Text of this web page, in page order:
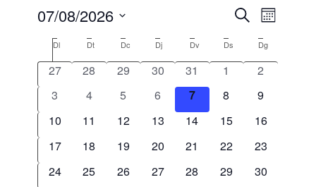
visual
i
cerca
Cerca
de
Mes
07/08/2026
Selecciona
una
data.
Calendari
de
Esdeveniments
DlDilluns DtDimarts Dc Dimecres
Dj DvDivendres
Ds DissabteDg
0
27
0
28
0
esdeveniments
29
0
esdeveniments
30
0
esdeveniments
31
0
1
0
2
0
3
0
4
0
esdeveniments
5
0
esdeveniments
6
0
esdeveniments
7
0
8
0
9
0
10
0
11
0
12
0
13
0
14
0
15
0
16
0
17
0
18
0
19
0
20
0
21
0
22
0
23
0
24
0
25
0
26
0
27
0
28
0
29
0
30